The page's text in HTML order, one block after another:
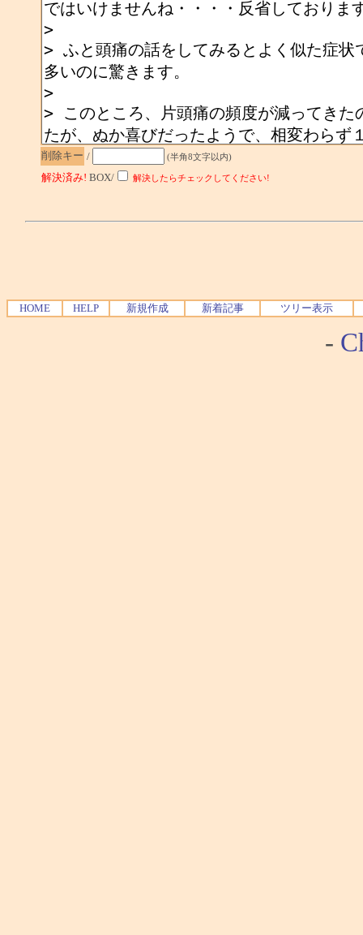
削除キー / (半角8文字以内)
解決済み! BOX/ 解決したらチェックしてください!
HOME HELP 新規作成 新着記事 ツリー表示
-